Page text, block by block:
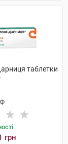
таблетки
грн